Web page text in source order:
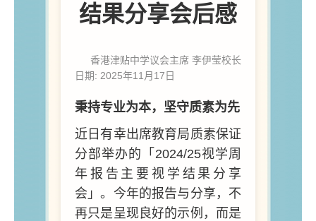
结果分享会后感
香港津贴中学议会主席 李伊莹校长
日期: 2025年11月17日
秉持专业为本，坚守质素为先
近日有幸出席教育局质素保证
分部举办的「2024/25视学周
年报告主要视学结果分享
会」。今年的报告与分享，不
再只是呈现良好的示例，而是